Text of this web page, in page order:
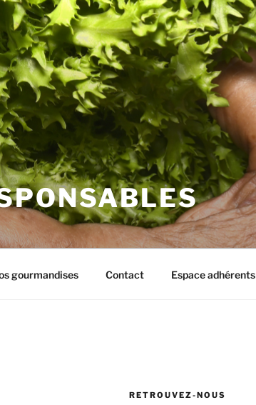
gourmandises Contact Espace adhérents
RETROUVEZ-NOUS